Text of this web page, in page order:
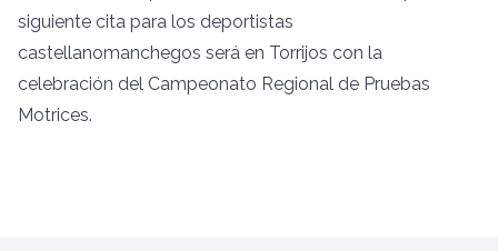
siguiente cita para los deportistas
castellanomanchegos será en Torrijos con la
celebración del Campeonato Regional de Pruebas
Motrices.